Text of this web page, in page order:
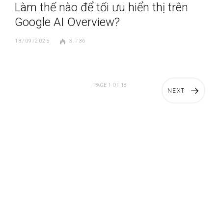
Làm thế nào để tối ưu hiển thị trên
Google AI Overview?
18/09/2025 3.736
NEXT
PAGE 1 OF 18